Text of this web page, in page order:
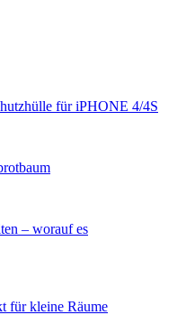
für iPHONE 4/4S
– worauf es
für kleine Räume